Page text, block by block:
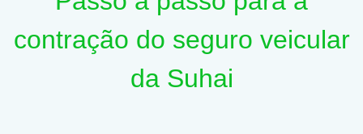
contração do seguro veicular
da Suhai